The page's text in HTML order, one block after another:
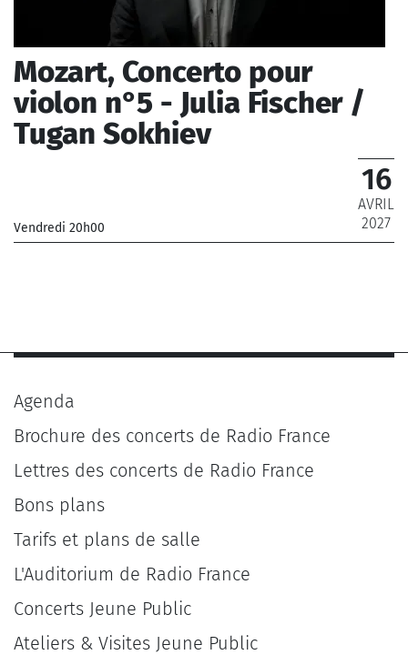
Mozart, Concerto pour
violon n°5 - Julia Fischer /
Tugan Sokhiev
Vendredi 20h00
16
AVRIL
2027
Agenda
Brochure des concerts de Radio France
Lettres des concerts de Radio France
Bons plans
Tarifs et plans de salle
L'Auditorium de Radio France
Concerts Jeune Public
Ateliers & Visites Jeune Public